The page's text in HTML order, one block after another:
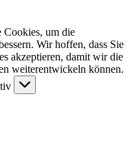
Cookies, um die
Wir hoffen, dass Sie
akzeptieren, damit wir die
weiterentwickeln können.